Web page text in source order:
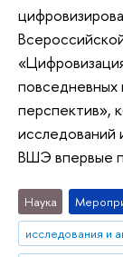
повседневных
перспектив»,
ВШЭ впервые
Наука
исследования и